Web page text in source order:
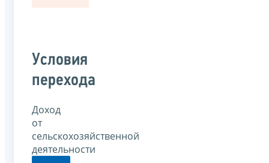
Условия
перехода
Доход
от
сельскохозяйственной
деятельности